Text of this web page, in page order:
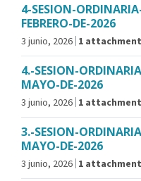
4-SESION-
FEBRERO-DE-2026
3 junio, 2026 1 attachment
4.-SESION-
MAYO-DE-2026
3 junio, 2026 1 attachment
3.-SESION-
MAYO-DE-2026
3 junio, 2026 1 attachment